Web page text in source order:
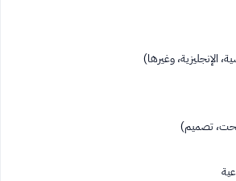
الإنجليزية، وغيرها)
نحت، تصميم)